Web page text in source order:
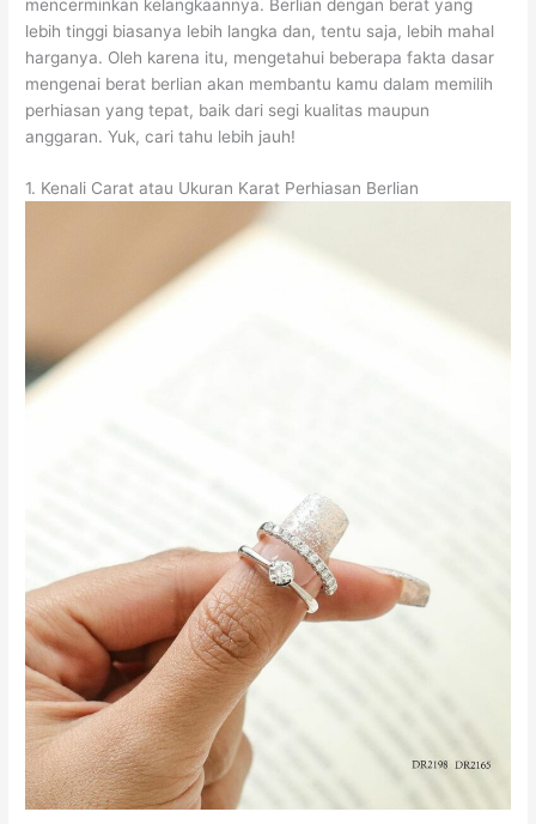
mencerminkan kelangkaannya. Berlian dengan berat yang
lebih tinggi biasanya lebih langka dan, tentu saja, lebih mahal
harganya. Oleh karena itu, mengetahui beberapa fakta dasar
mengenai berat berlian akan membantu kamu dalam memilih
perhiasan yang tepat, baik dari segi kualitas maupun
anggaran. Yuk, cari tahu lebih jauh!
1. Kenali Carat atau Ukuran Karat Perhiasan Berlian